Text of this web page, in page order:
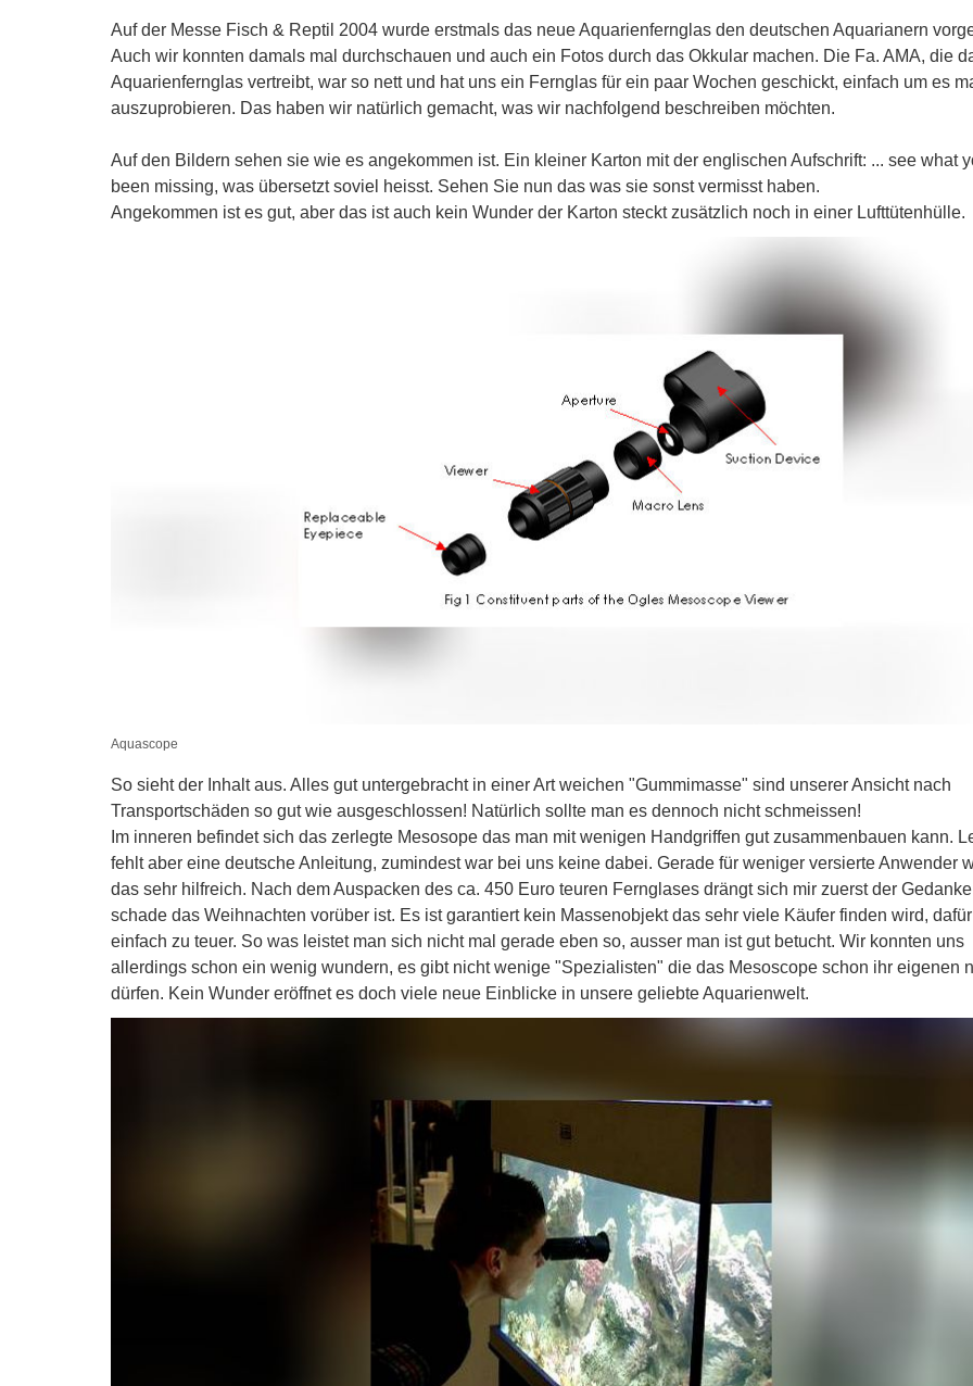
Auf der Messe Fisch & Reptil 2004 wurde erstmals das neue Aquarienfernglas den deutschen Aquarianern
Auch wir konnten damals mal durchschauen und auch ein Fotos durch das Okkular machen. Die Fa. AMA, die
Aquarienfernglas vertreibt, war so nett und hat uns ein Fernglas für ein paar Wochen geschickt, einfach um es
auszuprobieren. Das haben wir natürlich gemacht, was wir nachfolgend beschreiben möchten.
Auf den Bildern sehen sie wie es angekommen ist. Ein kleiner Karton mit der englischen Aufschrift: ... see what
been missing, was übersetzt soviel heisst. Sehen Sie nun das was sie sonst vermisst haben.
Angekommen ist es gut, aber das ist auch kein Wunder der Karton steckt zusätzlich noch in einer Lufttütenhülle.
Aquascope
So sieht der Inhalt aus. Alles gut untergebracht in einer Art weichen "Gummimasse" sind unserer Ansicht nach
Transportschäden so gut wie ausgeschlossen! Natürlich sollte man es dennoch nicht schmeissen!
Im inneren befindet sich das zerlegte Mesosope das man mit wenigen Handgriffen gut zusammenbauen kann.
fehlt aber eine deutsche Anleitung, zumindest war bei uns keine dabei. Gerade für weniger versierte Anwender
das sehr hilfreich. Nach dem Auspacken des ca. 450 Euro teuren Fernglases drängt sich mir zuerst der
schade das Weihnachten vorüber ist. Es ist garantiert kein Massenobjekt das sehr viele Käufer finden wird,
einfach zu teuer. So was leistet man sich nicht mal gerade eben so, ausser man ist gut betucht. Wir konnten uns
allerdings schon ein wenig wundern, es gibt nicht wenige "Spezialisten" die das Mesoscope schon ihr eigenen
dürfen. Kein Wunder eröffnet es doch viele neue Einblicke in unsere geliebte Aquarienwelt.